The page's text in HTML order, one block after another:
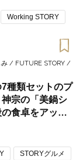
Working STORY
み / FUTURE STORY /
7種類セットのプ
宗の「美鍋シ
食卓をアップ
STORYグルメ